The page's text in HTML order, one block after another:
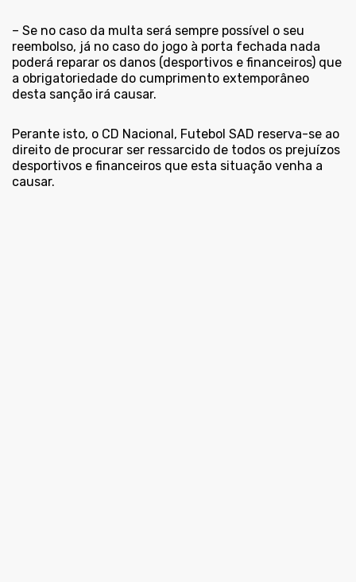
– Se no caso da multa será sempre possível o seu
reembolso, já no caso do jogo à porta fechada nada
poderá reparar os danos (desportivos e financeiros) que
a obrigatoriedade do cumprimento extemporâneo
desta sanção irá causar.
Perante isto, o CD Nacional, Futebol SAD reserva-se ao
direito de procurar ser ressarcido de todos os prejuízos
desportivos e financeiros que esta situação venha a
causar.